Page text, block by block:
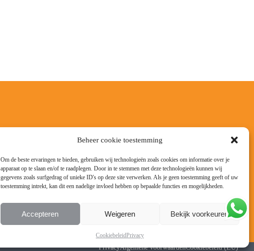
Beheer cookie toestemming
Om de beste ervaringen te bieden, gebruiken wij technologieën zoals cookies om informatie over je
apparaat op te slaan en/of te raadplegen. Door in te stemmen met deze technologieën kunnen wij
gegevens zoals surfgedrag of unieke ID's op deze site verwerken. Als je geen toestemming geeft of uw
toestemming intrekt, kan dit een nadelige invloed hebben op bepaalde functies en mogelijkheden.
Accepteren Weigeren Bekijk voorkeuren
CookiebeleidPrivacy
PrivacyAlgemene voorwaardenCookiebeleid (EU)